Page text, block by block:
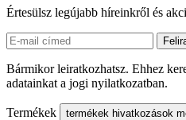
Értesülsz legújabb híreinkről és
Bármikor leiratkozhatsz. Ehhez
adatainkat a jogi nyilatkozatban.
Termékek termékek hivatkozások